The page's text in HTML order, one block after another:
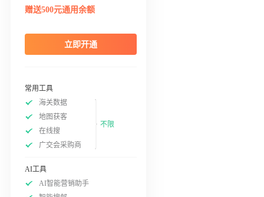
赠送500元通用余额
立即开通
常用工具
海关数据
地图获客
在线搜
广交会采购商
不限
AI工具
AI智能营销助手